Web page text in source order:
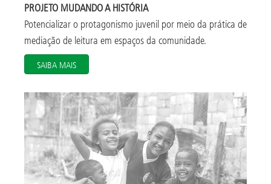
PROJETO MUDANDO A HISTÓRIA
Potencializar o protagonismo juvenil por meio da prática de
mediação de leitura em espaços da comunidade.
SAIBA MAIS